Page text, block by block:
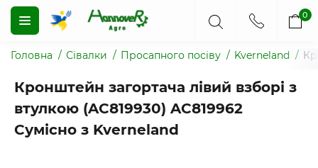
0
Головна Сівалки Просапного посіву Kverneland
Кронштейн загортача лівий взборі з
втулкою (AC819930) AC819962
Сумісно з Kverneland